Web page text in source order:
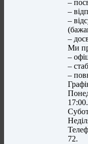
–
–
–
–
Ми
–
–
–
17:00.
72.